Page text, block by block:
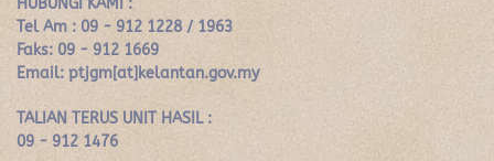
HUBUNGI KAMI :
Tel Am : 09 - 912 1228 / 1963
Faks: 09 - 912 1669
Email: ptjgm[at]kelantan.gov.my
TALIAN TERUS UNIT HASIL :
09 - 912 1476